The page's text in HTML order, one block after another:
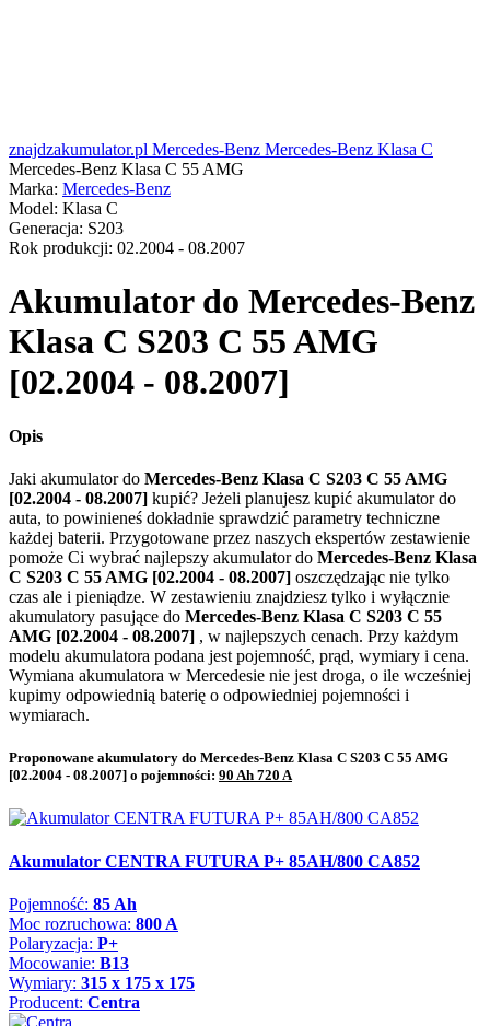
znajdzakumulator.pl Mercedes-Benz Mercedes-Benz Klasa C
Mercedes-Benz Klasa C 55 AMG
Marka: Mercedes-Benz
Model: Klasa C
Generacja: S203
Rok produkcji: 02.2004 - 08.2007
Akumulator do Mercedes-Benz
Klasa C S203 C 55 AMG
[02.2004 - 08.2007]
Opis
Jaki akumulator do Mercedes-Benz Klasa C S203 C 55 AMG
[02.2004 - 08.2007] kupić? Jeżeli planujesz kupić akumulator do
auta, to powinieneś dokładnie sprawdzić parametry techniczne
każdej baterii. Przygotowane przez naszych ekspertów zestawienie
pomoże Ci wybrać najlepszy akumulator do Mercedes-Benz Klasa
C S203 C 55 AMG [02.2004 - 08.2007] oszczędzając nie tylko
czas ale i pieniądze. W zestawieniu znajdziesz tylko i wyłącznie
akumulatory pasujące do Mercedes-Benz Klasa C S203 C 55
AMG [02.2004 - 08.2007] , w najlepszych cenach. Przy każdym
modelu akumulatora podana jest pojemność, prąd, wymiary i cena.
Wymiana akumulatora w Mercedesie nie jest droga, o ile wcześniej
kupimy odpowiednią baterię o odpowiedniej pojemności i
wymiarach.
Proponowane akumulatory do Mercedes-Benz Klasa C S203 C 55 AMG
[02.2004 - 08.2007] o pojemności: 90 Ah 720 A
Akumulator CENTRA FUTURA P+ 85AH/800 CA852
Pojemność: 85 Ah
Moc rozruchowa: 800 A
Polaryzacja: P+
Mocowanie: B13
Wymiary: 315 x 175 x 175
Producent: Centra